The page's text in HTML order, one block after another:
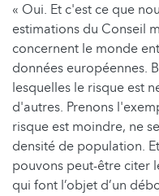
« Oui. Et c'est ce que
estimations du Conseil
concernent le monde
données européennes.
lesquelles le risque est
d'autres. Prenons
risque est moindre, ne
densité de population.
pouvons peut-être citer
qui font l’objet d’un